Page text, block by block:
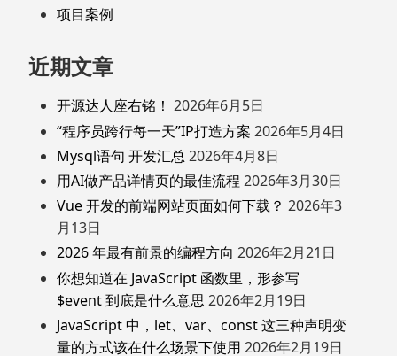
项目案例
近期文章
开源达人座右铭！ 2026年6月5日
“程序员跨行每一天”IP打造方案 2026年5月4日
Mysql语句 开发汇总 2026年4月8日
用AI做产品详情页的最佳流程 2026年3月30日
Vue 开发的前端网站页面如何下载？ 2026年3
月13日
2026 年最有前景的编程方向 2026年2月21日
你想知道在 JavaScript 函数里，形参写
$event 到底是什么意思 2026年2月19日
JavaScript 中，let、var、const 这三种声明变
量的方式该在什么场景下使用 2026年2月19日